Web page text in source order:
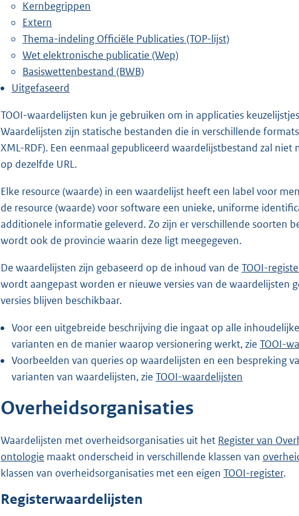
Kernbegrippen
Extern
Thema-indeling Officiële Publicaties (TOP-lijst)
Wet elektronische publicatie (Wep)
Basiswettenbestand (BWB)
Uitgefaseerd
TOOI-waardelijsten kun je gebruiken om in applicaties
Waardelijsten zijn statische bestanden die in verschillende
XML-RDF). Een eenmaal gepubliceerd waardelijstbestand zal
op dezelfde URL.
Elke resource (waarde) in een waardelijst heeft een label voor
de resource (waarde) voor software een unieke, uniforme
additionele informatie geleverd. Zo zijn er verschillende soorten
wordt ook de provincie waarin deze ligt meegegeven.
De waardelijsten zijn gebaseerd op de inhoud van de TOOI-
wordt aangepast worden er nieuwe versies van de waardelijsten
versies blijven beschikbaar.
Voor een uitgebreide beschrijving die ingaat op alle
varianten en de manier waarop versionering werkt, zie TOOI-
Voorbeelden van queries op waardelijsten en een bespreking
varianten van waardelijsten, zie TOOI-waardelijsten
Overheidsorganisaties
Waardelijsten met overheidsorganisaties uit het Register van
ontologie maakt onderscheid in verschillende klassen van
klassen van overheidsorganisaties met een eigen TOOI-register.
Registerwaardelijsten